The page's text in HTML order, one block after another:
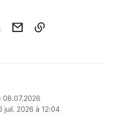
08.07.2026
juil. 2026 à 12:04